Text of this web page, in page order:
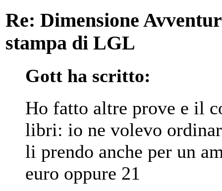
Re: Dimensione
stampa di LGL
Gott ha scritto:
Ho fatto altre prove e il
libri: io ne volevo
li prendo anche per un
euro oppure 21